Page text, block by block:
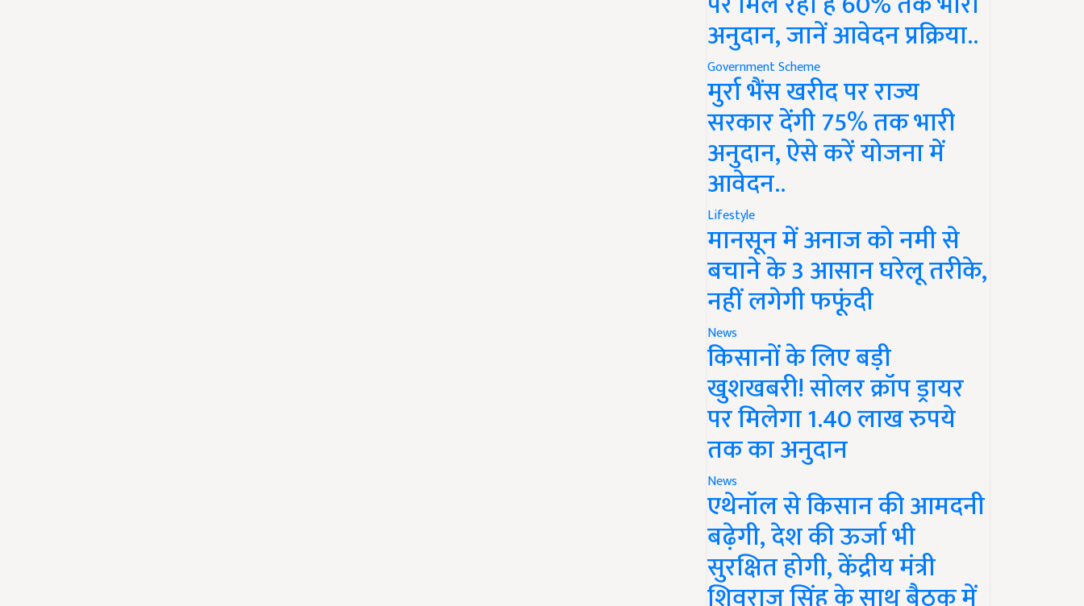
अनुदान, जानें आवेदन प्रक्रिया..
Government Scheme
मुर्रा भैंस खरीद पर राज्य
सरकार देंगी 75% तक भारी
अनुदान, ऐसे करें योजना में
आवेदन..
Lifestyle
मानसून में अनाज को नमी से
बचाने के 3 आसान घरेलू तरीके,
नहीं लगेगी फफूंदी
News
किसानों के लिए बड़ी
खुशखबरी! सोलर क्रॉप ड्रायर
पर मिलेगा 1.40 लाख रुपये
तक का अनुदान
News
एथेनॉल से किसान की आमदनी
बढ़ेगी, देश की ऊर्जा भी
सुरक्षित होगी, केंद्रीय मंत्री